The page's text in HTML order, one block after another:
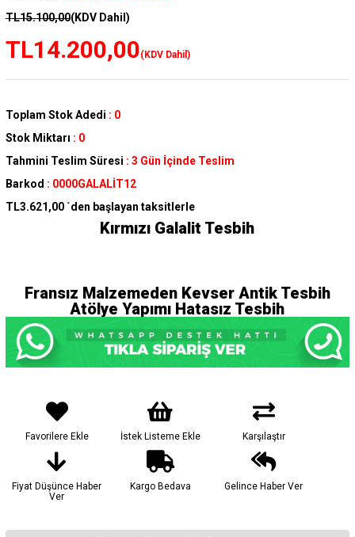
TL15.100,00(KDV Dahil)
TL14.200,00(KDV Dahil)
Toplam Stok Adedi : 0
Stok Miktarı : 0
Tahmini Teslim Süresi : 3 Gün İçinde Teslim
Barkod : 0000GALALİT12
TL3.621,00 `den başlayan taksitlerle
Kırmızı Galalit Tesbih
Fransız Malzemeden Kevser Antik Tesbih
Atölye Yapımı Hatasız Tesbih
Favorilere Ekle İstek Listeme Ekle Karşılaştır
Fiyat Düşünce Haber
Ver
Kargo Bedava Gelince Haber Ver